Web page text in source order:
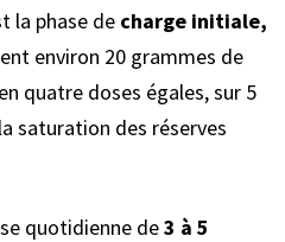
la phase de charge initiale,
environ 20 grammes de
quatre doses égales, sur 5
saturation des réserves
quotidienne de3 à 5